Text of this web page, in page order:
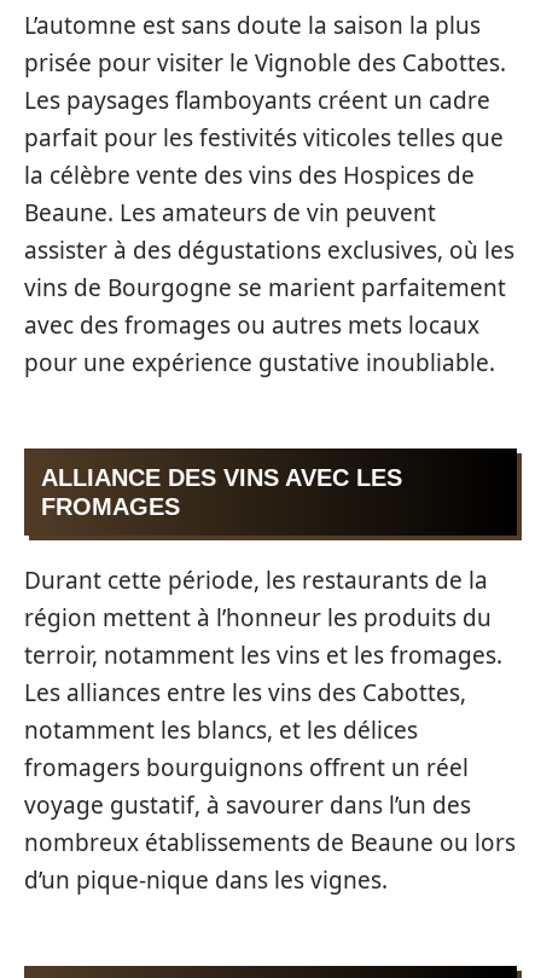
L’automne est sans doute la saison la plus
prisée pour visiter le Vignoble des Cabottes.
Les paysages flamboyants créent un cadre
parfait pour les festivités viticoles telles que
la célèbre vente des vins des Hospices de
Beaune. Les amateurs de vin peuvent
assister à des dégustations exclusives, où les
vins de Bourgogne se marient parfaitement
avec des fromages ou autres mets locaux
pour une expérience gustative inoubliable.
ALLIANCE DES VINS AVEC LES
FROMAGES
Durant cette période, les restaurants de la
région mettent à l’honneur les produits du
terroir, notamment les vins et les fromages.
Les alliances entre les vins des Cabottes,
notamment les blancs, et les délices
fromagers bourguignons offrent un réel
voyage gustatif, à savourer dans l’un des
nombreux établissements de Beaune ou lors
d’un pique-nique dans les vignes.